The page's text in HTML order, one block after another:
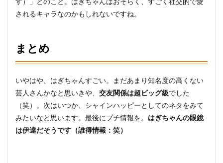
されるキャラなのかもしれないですね。
まとめ
いやはや、はぎちゃんすごい。まだあまり知名度の高くない
芸人さんかなと思いきや、 交友関係は超ビッグ級でした
（笑）。次はいつか、シャインハッピーとしてのネタをみて
みたいなと思います。最後にプチ情報を。 はぎちゃんの眼鏡
は伊達だそうです（誰得情報：笑）